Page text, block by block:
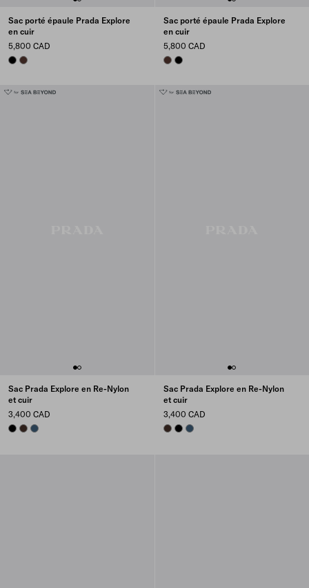
Sac porté épaule Prada Explore
en cuir
5,800 CAD
BLACKCOFFEE
Sac porté épaule Prada Explore
en cuir
5,800 CAD
COFFEEBLACK
Sac Prada Explore en Re-Nylon
et cuir
3,400 CAD
BLACKSIENNAAVIATION BLUE
Sac Prada Explore en Re-Nylon
et cuir
3,400 CAD
SIENNA
BLACKAVIATION BLUE